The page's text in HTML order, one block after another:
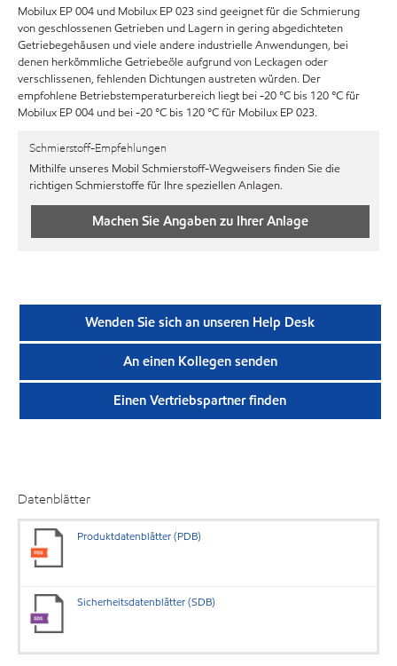
Mobilux EP 004 und Mobilux EP 023 sind geeignet für die Schmierung
von geschlossenen Getrieben und Lagern in gering abgedichteten
Getriebegehäusen und viele andere industrielle Anwendungen, bei
denen herkömmliche Getriebeöle aufgrund von Leckagen oder
verschlissenen, fehlenden Dichtungen austreten würden. Der
empfohlene Betriebstemperaturbereich liegt bei -20 °C bis 120 °C für
Mobilux EP 004 und bei -20 °C bis 120 °C für Mobilux EP 023.
Schmierstoff-Empfehlungen
Mithilfe unseres Mobil Schmierstoff-Wegweisers finden Sie die
richtigen Schmierstoffe für Ihre speziellen Anlagen.
Machen Sie Angaben zu Ihrer Anlage
Wenden Sie sich an unseren Help Desk
An einen Kollegen senden
Einen Vertriebspartner finden
Datenblätter
Produktdatenblätter (PDB)
Sicherheitsdatenblätter (SDB)